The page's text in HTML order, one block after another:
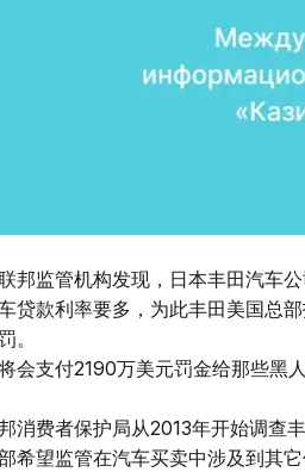
邦监管机构发现，日本丰田汽车
贷款利率要多，为此丰田美国总
。
会支付2190万美元罚金给那些黑
消费者保护局从2013年开始调查
希望监管在汽车买卖中涉及到其它